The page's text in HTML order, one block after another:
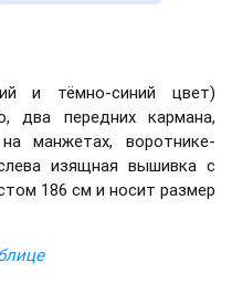
и тёмно-синий цвет)
два передних кармана,
манжетах, воротнике-
изящная вышивка с
186 см и носит размер